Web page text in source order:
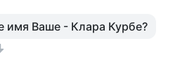
имя Ваше - Клара Курбе?